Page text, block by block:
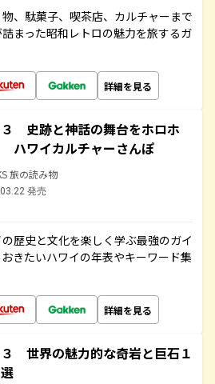
、駄菓子、喫茶店、カルチャーまで
まった昭和レトロの魅力を旅するガ
詳細を見る
３ 史跡と神話の舞台をホロホ
ハワイカルチャーさんぽ
旅の読み物
発売
歴史と文化を楽しく学ぶ最強のガイ
きたいハワイの年表やキーワード集
詳細を見る
世界の魅力的な奇岩と巨石１
選